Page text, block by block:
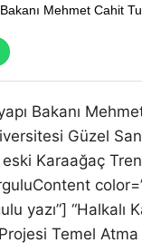
Bakanı
Güzel
Karaağaç Tren
yazı”] “Halkalı
Temel Atma